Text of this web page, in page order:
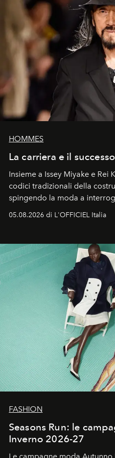
HOMMES
La carriera e il
Insieme a Issey Miyake e Rei
codici tradizionali della
spingendo la moda a
un’impronta indelebile nella
05.08.2026 di L'OFFICIEL Italia
FASHION
Seasons Run: le
Inverno 2026-27
Le campagne moda